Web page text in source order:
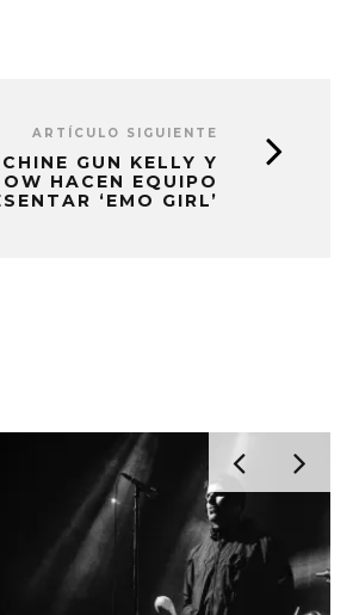
ARTÍCULO SIGUIENTE
GUN KELLY Y
HACEN EQUIPO
‘EMO GIRL’